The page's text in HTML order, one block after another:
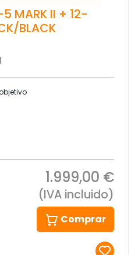
MARK II + 12-
BLACK
1.999,00 €
(IVA incluido)
Comprar